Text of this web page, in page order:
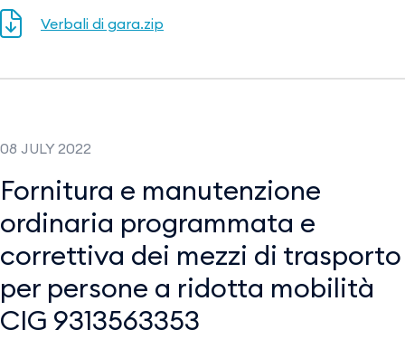
Verbali di gara.zip
08 JULY 2022
Fornitura e manutenzione
ordinaria programmata e
correttiva dei mezzi di trasporto
per persone a ridotta mobilità
CIG 9313563353